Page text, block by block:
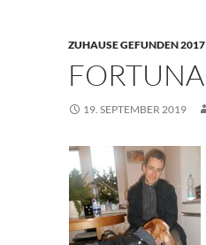
ZUHAUSE GEFUNDEN 2017
FORTUNA
19. SEPTEMBER 2019